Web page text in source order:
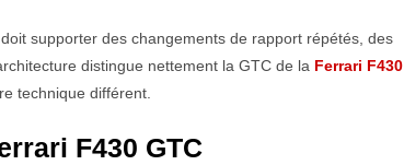
supporter des changements de rapport répétés, des
distingue nettement la GTC de la Ferrari F430
technique différent.
F430 GTC